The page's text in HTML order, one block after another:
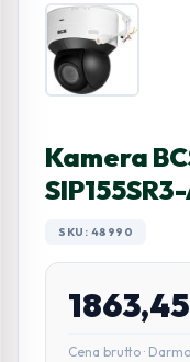
Kamera
SKU: 48990
1863,45
Cena brutto ·